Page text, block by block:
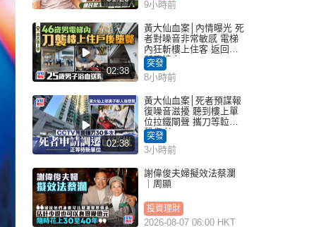
9小時前
02:38
黃大仙血案│內情曝光 死
者對噪音非常敏感 電梯
內狂斬樓上住客 返回住
所墮樓亡
突發
8小時前
02:38
黃大仙血案│死者預謀報
復噪音滋擾 聽到樓上單
位拉鐵閘聲 攜刀等𨋢伏
擊傷者
突發
3小時前
謝偉俊夫婦擬效法蔡瀾
｜周顯
投資理財
2026-08-07 06:00 HKT